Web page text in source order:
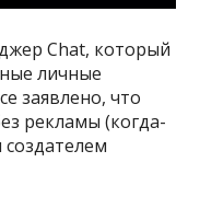
Chat, который
личные
заявлено, что
рекламы (когда-